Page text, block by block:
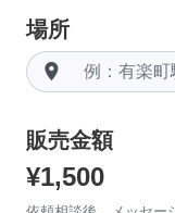
場所
room
販売金額
¥1,500